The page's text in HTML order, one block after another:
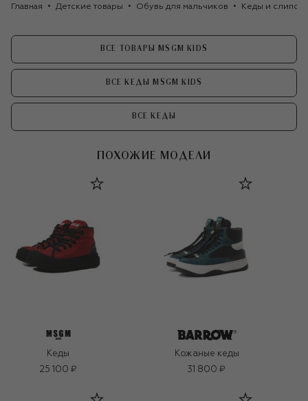
Главная Детские товары Обувь для мальчиков Кеды и
ВСЕ ТОВАРЫ MSGM KIDS
ВСЕ КЕДЫ MSGM KIDS
ВСЕ КЕДЫ
ПОХОЖИЕ МОДЕЛИ
Кеды
25 100 ₽
Кожаные кеды
31 800 ₽